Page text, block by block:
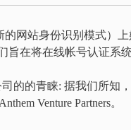
的网站身份识别模式）
在将在线帐号认证系
的的青睐: 据我们所知
Venture Partners。